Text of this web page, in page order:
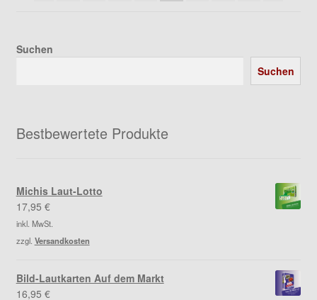
Suchen
Suchen
Bestbewertete Produkte
Michis Laut-Lotto
17,95 €
inkl. MwSt.
zzgl. Versandkosten
Bild-Lautkarten Auf dem Markt
16,95 €